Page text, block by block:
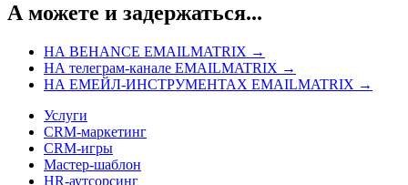
А можете и задержаться...
НА BEHANCE EMAILMATRIX →
НА телеграм-канале EMAILMATRIX →
НА ЕМЕЙЛ-ИНСТРУМЕНТАХ EMAILMATRIX →
Услуги
CRM-маркетинг
CRM-игры
Мастер-шаблон
HR-аутсорсинг